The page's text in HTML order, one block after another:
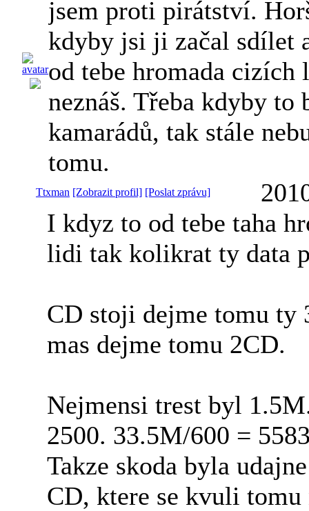
jsem proti pirátství.
kdyby jsi ji začal sdílet
od tebe hromada
neznáš. Třeba kdyby to
kamarádů, tak stále
tomu.
Ttxman [Zobrazit profil] [Poslat zprávu]
I kdyz to od tebe taha
lidi tak kolikrat ty data
CD stoji dejme tomu ty
mas dejme tomu 2CD.
Nejmensi trest byl
2500. 33.5M/600 =
Takze skoda byla
CD, ktere se kvuli tomu